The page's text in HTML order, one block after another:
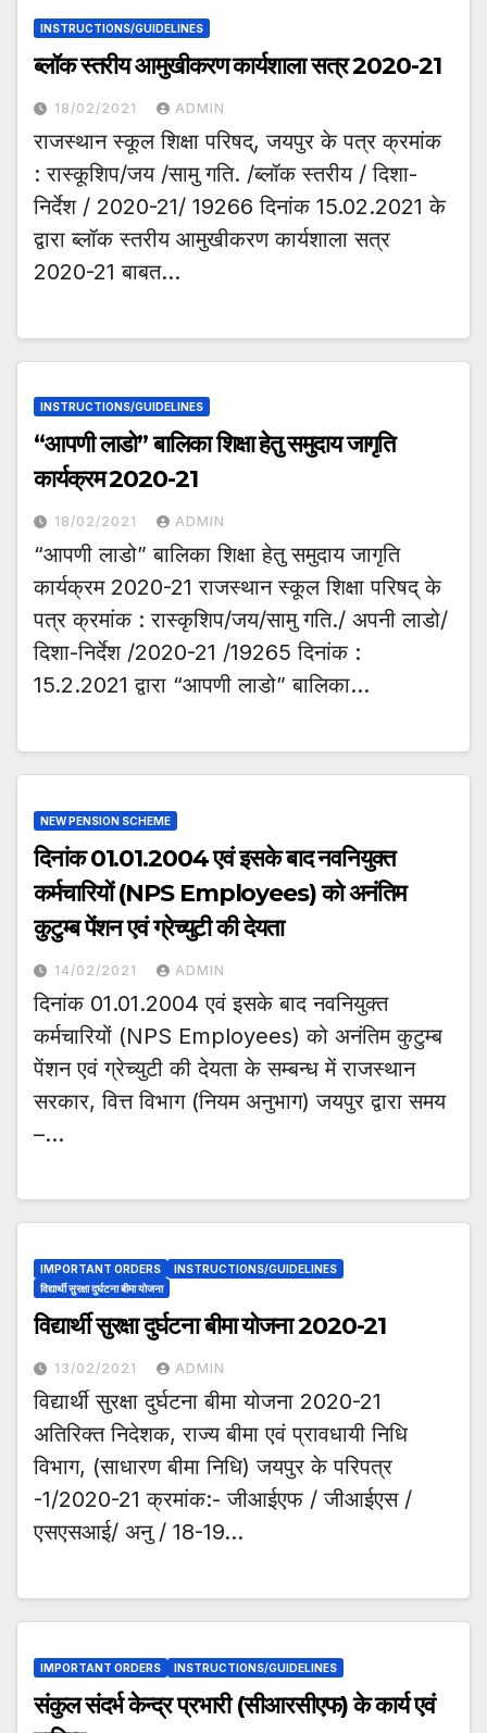
INSTRUCTIONS/GUIDELINES
ब्लॉक स्तरीय आमुखीकरण कार्यशाला सत्र 2020-21
18/02/2021 ADMIN
राजस्थान स्कूल शिक्षा परिषद्, जयपुर के पत्र क्रमांक
: रास्कूशिप/जय /सामु गति. /ब्लॉक स्तरीय / दिशा-
निर्देश / 2020-21/ 19266 दिनांक 15.02.2021 के
द्वारा ब्लॉक स्तरीय आमुखीकरण कार्यशाला सत्र
2020-21 बाबत…
INSTRUCTIONS/GUIDELINES
“आपणी लाडो” बालिका शिक्षा हेतु समुदाय जागृति
कार्यक्रम 2020-21
18/02/2021 ADMIN
“आपणी लाडो” बालिका शिक्षा हेतु समुदाय जागृति
कार्यक्रम 2020-21 राजस्थान स्कूल शिक्षा परिषद् के
पत्र क्रमांक : रास्कृशिप/जय/सामु गति./ अपनी लाडो/
दिशा-निर्देश /2020-21 /19265 दिनांक :
15.2.2021 द्वारा “आपणी लाडो” बालिका…
NEW PENSION SCHEME
दिनांक 01.01.2004 एवं इसके बाद नवनियुक्त
कर्मचारियों (NPS Employees) को अनंतिम
कुटुम्ब पेंशन एवं ग्रेच्युटी की देयता
14/02/2021 ADMIN
दिनांक 01.01.2004 एवं इसके बाद नवनियुक्त
कर्मचारियों (NPS Employees) को अनंतिम कुटुम्ब
पेंशन एवं ग्रेच्युटी की देयता के सम्बन्ध में राजस्थान
सरकार, वित्त विभाग (नियम अनुभाग) जयपुर द्वारा समय
–…
IMPORTANT ORDERS
INSTRUCTIONS/GUIDELINES
विद्यार्थी सुरक्षा दुर्घटना बीमा योजना
विद्यार्थी सुरक्षा दुर्घटना बीमा योजना 2020-21
13/02/2021 ADMIN
विद्यार्थी सुरक्षा दुर्घटना बीमा योजना 2020-21
अतिरिक्त निदेशक, राज्य बीमा एवं प्रावधायी निधि
विभाग, (साधारण बीमा निधि) जयपुर के परिपत्र
-1/2020-21 क्रमांक:- जीआईएफ / जीआईएस /
एसएसआई/ अनु / 18-19…
IMPORTANT ORDERS INSTRUCTIONS/GUIDELINES
संकुल संदर्भ केन्द्र प्रभारी (सीआरसीएफ) के कार्य एवं